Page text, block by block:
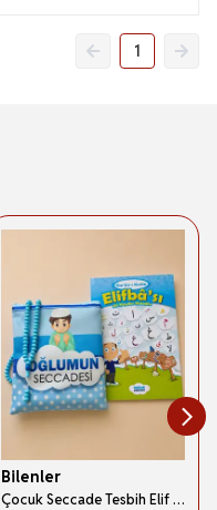
1
Bilenler
Çocuk Seccade Tesbih Elif Ba Namaz Seti Mavi- Çocuk Namaz Seti 2001